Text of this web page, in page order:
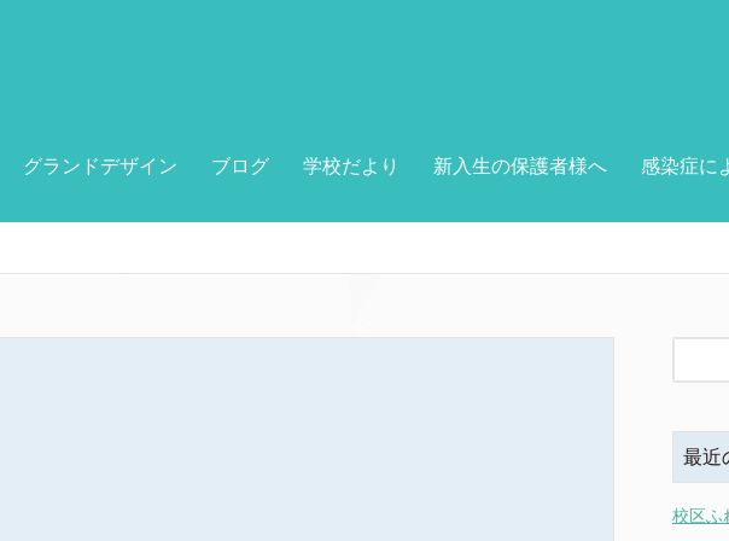
グランドデザイン ブログ 学校だより 新入生の保護者様へ 感染症に
最近
校区ふ